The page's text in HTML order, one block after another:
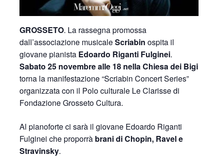
GROSSETO. La rassegna promossa
dall’associazione musicaleScriabin ospita il
giovane pianista Edoardo Riganti Fulginei.
Sabato 25 novembre alle 18 nella Chiesa dei Bigi
torna la manifestazione “Scriabin Concert Series”
organizzata con il Polo culturale Le Clarisse di
Fondazione Grosseto Cultura.
Al pianoforte ci sarà il giovane Edoardo Riganti
Fulginei che proporrà brani di Chopin, Ravel e
Stravinsky.